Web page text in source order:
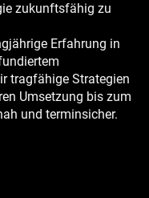
zukunftsfähig zu
Erfahrung in
tragfähige Strategien
Umsetzung bis zum
und terminsicher.